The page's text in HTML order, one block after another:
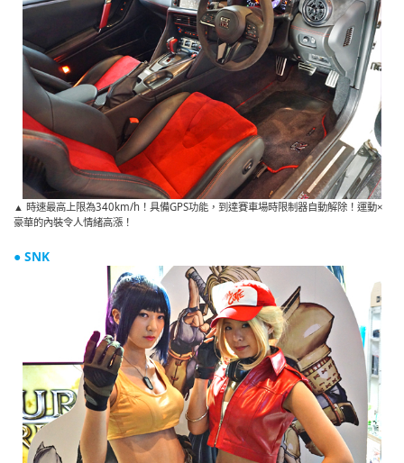
▲ 時速最高上限為340km/h！具備GPS功能，到達賽車場時限制器自動解除！運動×
豪華的內裝令人情緒高漲！
● SNK